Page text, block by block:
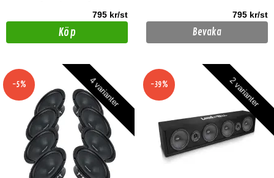
795 kr/st
Köp
795 kr/st
Bevaka
4 varianter
-5% 2 varianter
-39%